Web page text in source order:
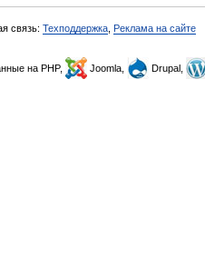
связь: Техподдержка Реклама на сайте
на PHP, Joomla, Drupal,